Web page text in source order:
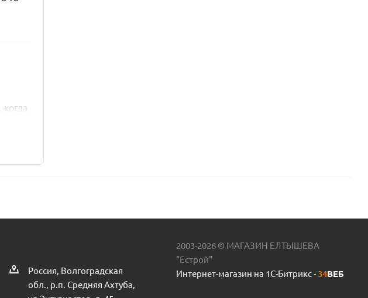
Россия, Волгоградская
обл., р.п. Средняя Ахтуба,
2003-2026 © МАГАЗИН ЕЛТЫШЕВА
"Естрой"
Интернет-магазин на 1С-Битрикс - 34ВЕБ